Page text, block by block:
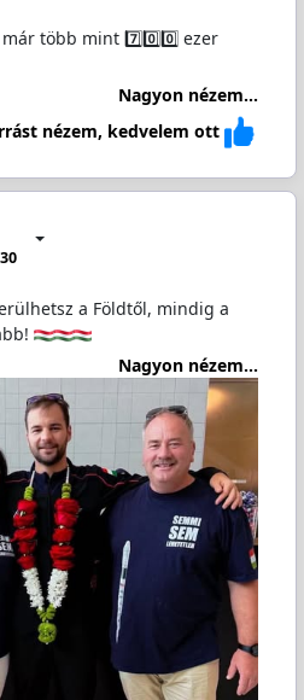
több mint 7️⃣0️⃣0️⃣ ezer
Nagyon nézem...
nézem, kedvelem ott
a Földtől, mindig a
Nagyon nézem...